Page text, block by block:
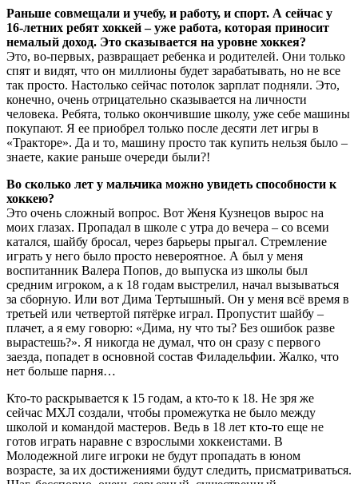
Раньше совмещали и учебу, и работу, и спорт. А сейчас у
16-летних ребят хоккей – уже работа, которая приносит
немалый доход. Это сказывается на уровне хоккея?
Это, во-первых, развращает ребенка и родителей. Они только
спят и видят, что он миллионы будет зарабатывать, но не все
так просто. Настолько сейчас потолок зарплат подняли. Это,
конечно, очень отрицательно сказывается на личности
человека. Ребята, только окончившие школу, уже себе машины
покупают. Я ее приобрел только после десяти лет игры в
«Тракторе». Да и то, машину просто так купить нельзя было –
знаете, какие раньше очереди были?!
Во сколько лет у мальчика можно увидеть способности к
хоккею?
Это очень сложный вопрос. Вот Женя Кузнецов вырос на
моих глазах. Пропадал в школе с утра до вечера – со всеми
катался, шайбу бросал, через барьеры прыгал. Стремление
играть у него было просто невероятное. А был у меня
воспитанник Валера Попов, до выпуска из школы был
средним игроком, а к 18 годам выстрелил, начал вызываться
за сборную. Или вот Дима Тертышный. Он у меня всё время в
третьей или четвертой пятёрке играл. Пропустит шайбу –
плачет, а я ему говорю: «Дима, ну что ты? Без ошибок разве
вырастешь?». Я никогда не думал, что он сразу с первого
заезда, попадет в основной состав Филадельфии. Жалко, что
нет больше парня…
Кто-то раскрывается к 15 годам, а кто-то к 18. Не зря же
сейчас МХЛ создали, чтобы промежутка не было между
школой и командой мастеров. Ведь в 18 лет кто-то еще не
готов играть наравне с взрослыми хоккеистами. В
Молодежной лиге игроки не будут пропадать в юном
возрасте, за их достижениями будут следить, присматриваться.